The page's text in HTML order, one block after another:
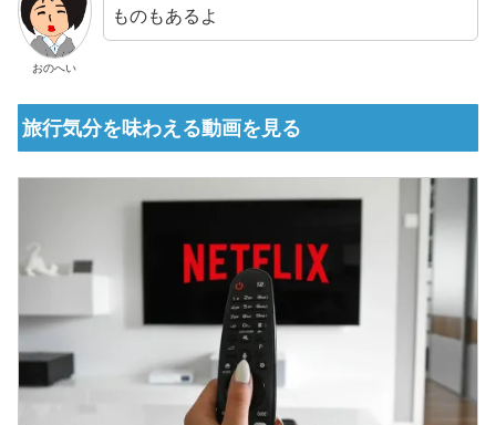
おのへい
ものもあるよ
旅行気分を味わえる動画を見る